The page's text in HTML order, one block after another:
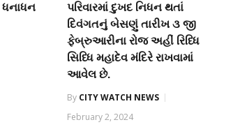
ધનાધન
પરિવારમાં દુખદ નિધન થતાં
દિવંગતનું બેસણું તારીખ ૩ જી
ફેબ્રુઆરીના રોજ અહીં રિધ્ધિ
સિધ્ધિ મહાદેવ મંદિરે રાખવામાં
આવેલ છે.
By CITY WATCH NEWS
February 2, 2024